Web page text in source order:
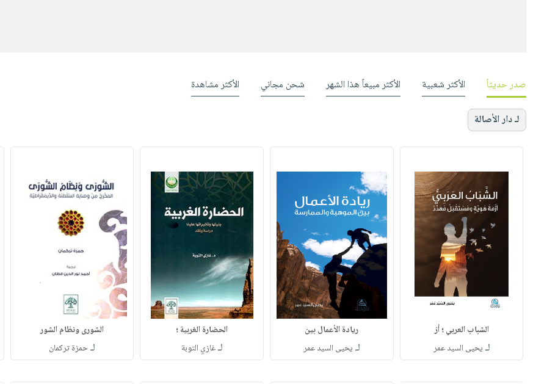
صدر حديثاً الأكثر شعبية الأكثر مبيعاً هذا الشهر شحن مجاني الأكثر مشاهدة
لـ دار الأصالة
الشباب العربي ؛ أز
لـ ‏يحيى السيد عمر
ريادة الأعمال بين
لـ يحيى السيد عمر
الحضارة الغربية ؛
لـغازي التوبة
الشورى ونظام الشور
لـحمزة تركمان